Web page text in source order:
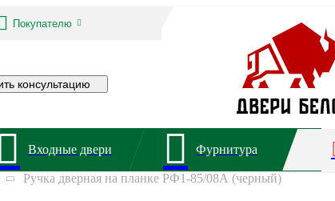
Покупателю
консультацию
Входные двери Фурнитура
Ручка дверная на планке РФ1-85/08А (черный)